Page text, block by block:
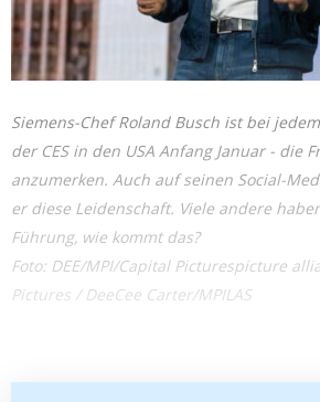
Siemens-Chef Roland Busch ist bei
der CES in den USA Anfang Januar - die
anzumerken. Auch auf seinen Social-
er diese Leidenschaft. Viele andere
Führung, wie kommt das?
Foto: DEE/MPI/Capital Picturespicture
Pictures / DeeCee Carter/MPILAS